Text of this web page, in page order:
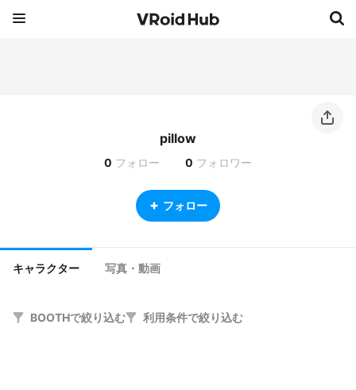
pillow
0 フォロー 0 フォロワー
フォロー
キャラクター 写真・動画
BOOTHで絞り込む 利用条件で絞り込む